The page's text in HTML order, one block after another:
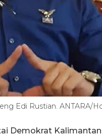
Edi Rustian. ANTARA/
Demokrat